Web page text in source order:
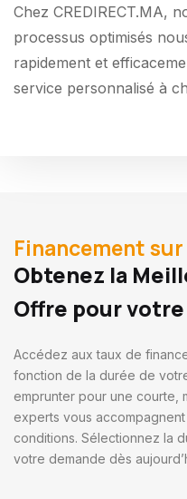
Chez CREDIRECT.MA,
processus optimisés
rapidement et
service personnalisé à
Financement
Obtenez la
Offre pour
Accédez aux taux de
fonction de la durée de
emprunter pour une courte,
experts vous
conditions. Sélectionnez la
votre demande dès